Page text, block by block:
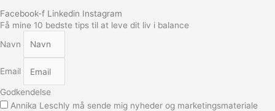
Facebook-f Linkedin Instagram
Få mine 10 bedste tips til at leve dit liv i balance
Navn
Email
Godkendelse
Annika Leschly må sende mig nyheder og marketingsmateriale